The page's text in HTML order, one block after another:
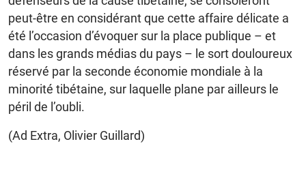
peut-être en considérant que cette affaire délicate a
été l’occasion d’évoquer sur la place publique – et
dans les grands médias du pays – le sort douloureux
réservé par la seconde économie mondiale à la
minorité tibétaine, sur laquelle plane par ailleurs le
péril de l’oubli.
(Ad Extra, Olivier Guillard)